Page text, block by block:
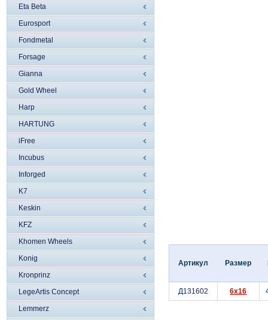
Eta Beta
Eurosport
Fondmetal
Forsage
Gianna
Gold Wheel
Harp
HARTUNG
iFree
Incubus
Inforged
K7
Keskin
KFZ
Khomen Wheels
Konig
Kronprinz
LegeArtis Concept
Lemmerz
Артикул Размер
Д131602 6x16